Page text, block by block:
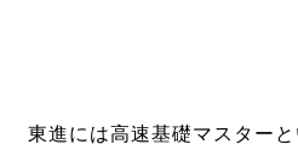
東進には高速基礎マスターと